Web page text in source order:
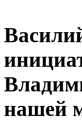
нашей